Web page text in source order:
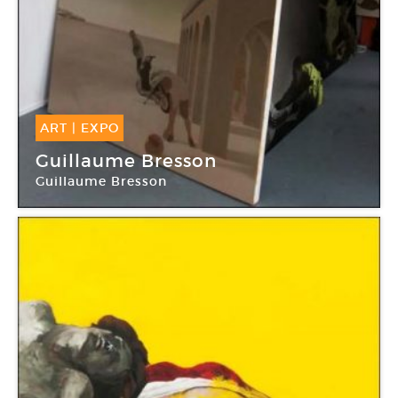
ART | EXPO
05 Nov -23 Déc 2014
Guillaume Bresson
Guillaume Bresson
Galerie Nathalie Obadia (Bourg-Tibourg)